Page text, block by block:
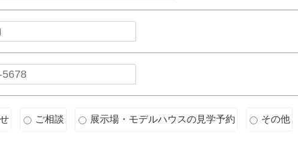
ご相談 展示場・モデルハウスの見学予約 その他